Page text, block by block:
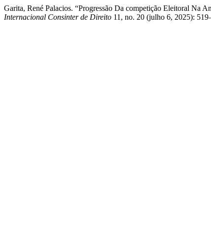
Garita, René Palacios. “Progressão Da competição Eleitoral Na
Internacional Consinter de Direito 11, no. 20 (julho 6, 2025):